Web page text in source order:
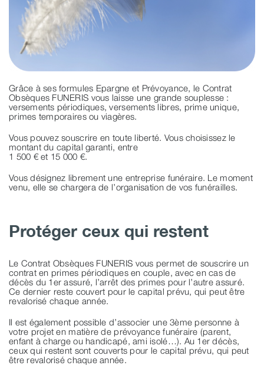
Grâce à ses formules Epargne et Prévoyance, le Contrat
Obsèques FUNERIS vous laisse une grande souplesse :
versements périodiques, versements libres, prime unique,
primes temporaires ou viagères.
Vous pouvez souscrire en toute liberté. Vous choisissez le
montant du capital garanti, entre
1 500 € et 15 000 €.
Vous désignez librement une entreprise funéraire. Le moment
venu, elle se chargera de l’organisation de vos funérailles.
Protéger ceux qui restent
Le Contrat Obsèques FUNERIS vous permet de souscrire un
contrat en primes périodiques en couple, avec en cas de
décès du 1er assuré, l’arrêt des primes pour l’autre assuré.
Ce dernier reste couvert pour le capital prévu, qui peut être
revalorisé chaque année.
Il est également possible d’associer une 3ème personne à
votre projet en matière de prévoyance funéraire (parent,
enfant à charge ou handicapé, ami isolé…). Au 1er décès,
ceux qui restent sont couverts pour le capital prévu, qui peut
être revalorisé chaque année.